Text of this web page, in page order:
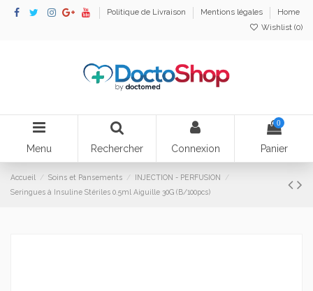
Politique de Livraison Mentions légales
Home
Wishlist (0)
Menu Rechercher Connexion
0
Panier
Accueil Soins et Pansements
INJECTION - PERFUSION
Seringues à Insuline Stériles 0.5ml Aiguille 30G (B/100pcs)